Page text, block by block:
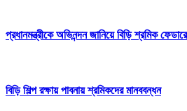
প্রধানমন্ত্রীকে অভিনন্দন জানিয়ে বিড়ি শ্রমিক
বিড়ি শিল্প রক্ষায় পাবনায় শ্রমিকদের মানববন্ধন